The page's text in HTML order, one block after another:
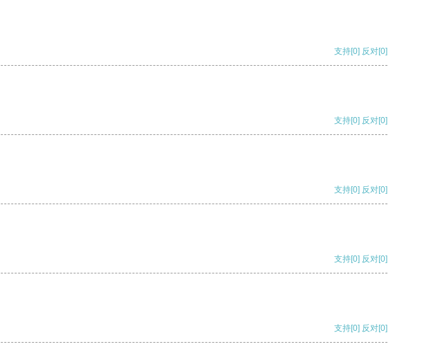
支持[0] 反对[0]
支持[0] 反对[0]
支持[0] 反对[0]
支持[0] 反对[0]
支持[0] 反对[0]